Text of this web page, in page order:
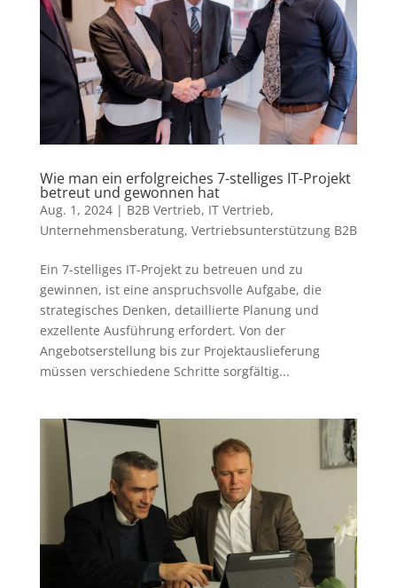
Wie man ein erfolgreiches 7-stelliges IT-Projekt
betreut und gewonnen hat
Aug. 1, 2024| B2B Vertrieb, IT Vertrieb,
Unternehmensberatung, Vertriebsunterstützung B2B
Ein 7-stelliges IT-Projekt zu betreuen und zu
gewinnen, ist eine anspruchsvolle Aufgabe, die
strategisches Denken, detaillierte Planung und
exzellente Ausführung erfordert. Von der
Angebotserstellung bis zur Projektauslieferung
müssen verschiedene Schritte sorgfältig...